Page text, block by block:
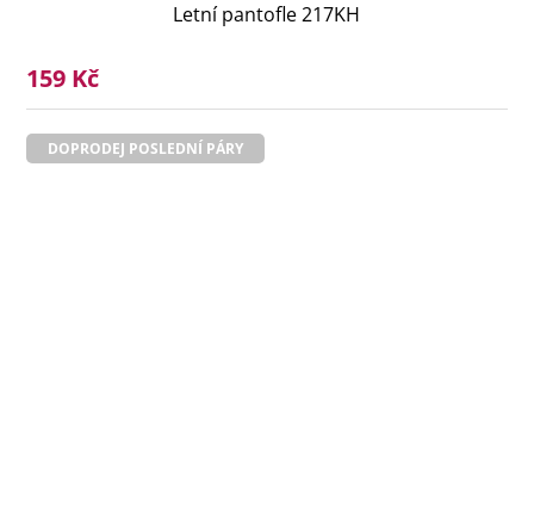
Letní pantofle 217KH
159 Kč
DOPRODEJ POSLEDNÍ PÁRY